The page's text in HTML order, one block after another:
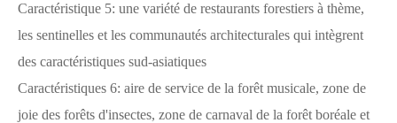
Caractéristique 5: une variété de restaurants forestiers à thème,
les sentinelles et les communautés architecturales qui intègrent
des caractéristiques sud-asiatiques
Caractéristiques 6: aire de service de la forêt musicale, zone de
joie des forêts d'insectes, zone de carnaval de la forêt boréale et